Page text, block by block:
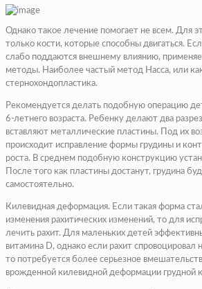
Однако такое лечение помогает не всем. Для
только кости, которые способны двигаться.
слабо поддаются внешнему влиянию,
методы. Наиболее частый метод Насса, или
стернохондопластика.
Рекомендуется делать подобную операцию
6-летнего возраста. Ребенку делают два
вставляют металлические пластины. Под их
происходит исправление формы грудины и
роста. В среднем подобную конструкцию
После того как пластины достанут, грудина
самостоятельно.
Килевидная деформация. Если такая форма
изменения рахитических изменений, то для
лечить рахит. Для маленьких детей
витамина D, однако если рахит
то потребуется более серьезное
врожденной килевидной деформации грудной